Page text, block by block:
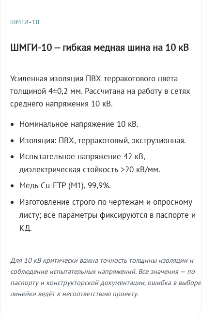
ШМГИ-10
ШМГИ-10 — гибкая медная шина на 10 кВ
Усиленная изоляция ПВХ терракотового цвета
толщиной 4±0,2 мм. Рассчитана на работу в сетях
среднего напряжения 10 кВ.
Номинальное напряжение 10 кВ.
Изоляция: ПВХ, терракотовый, экструзионная.
Испытательное напряжение 42 кВ,
диэлектрическая стойкость >20 кВ/мм.
Медь Cu-ETP (M1), 99,9%.
Изготовление строго по чертежам и опросному
листу; все параметры фиксируются в паспорте и
КД.
Для 10 кВ критически важна точность толщины изоляции и
соблюдение испытательных напряжений. Все значения — по
паспорту и конструкторской документации, ошибка в выборе
линейки ведёт к несоответствию проекту.